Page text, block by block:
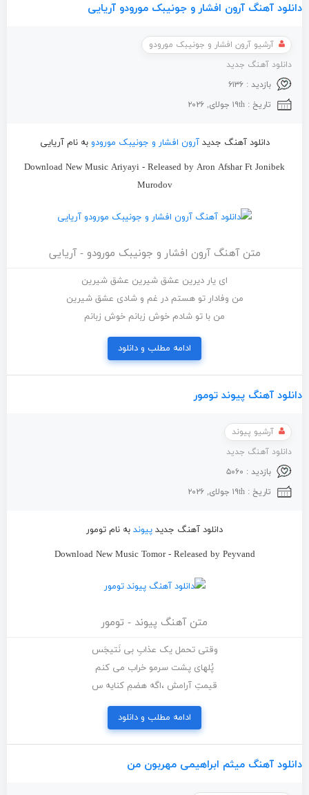
دانلود آهنگ آرون افشار و جونیبک مورودو آریایی
آرشیو آرون افشار و جونیبک مورودو
دانلود آهنگ جدید
بازدید : ۶۱۳۶
تاریخ : ۱۹th جولای, ۲۰۲۶
دانلود آهنگ جدیدآرون افشار و جونیبک مورودو به نام آریایی
Download New Music Ariyayi - Released by Aron Afshar Ft Jonibek
Murodov
متن آهنگ آرون افشار و جونیبک مورودو - آریایی
ای یار دیرین عشق شیرین عشق شیرین
من وفادار تو هستم در غم و شادی عشق شیرین
من با تو شادم خوش زبانم خوش زبانم
ادامه مطلب و دانلود
دانلود آهنگ پیوند تومور
آرشیو پیوند
دانلود آهنگ جدید
بازدید : ۵۰۶۰
تاریخ : ۱۹th جولای, ۲۰۲۶
دانلود آهنگ جدید پیوند به نام تومور
Download New Music Tomor - Released by Peyvand
متن آهنگ پیوند - تومور
وقتی تحمل یک عذابِ بی نَتیجَس
پُلهای پشت سرمو خراب می کنم
قیمتِ آرامش ،اگه هضمِ کنایه س
ادامه مطلب و دانلود
دانلود آهنگ میثم ابراهیمی مهربون من